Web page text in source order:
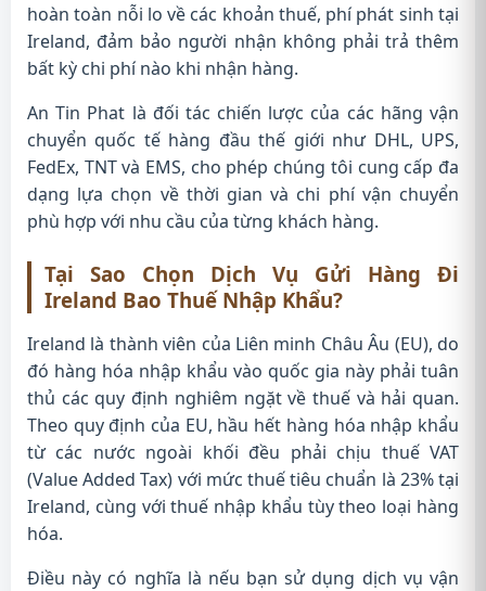
hoàn toàn nỗi lo về các khoản thuế, phí phát sinh tại
Ireland, đảm bảo người nhận không phải trả thêm
bất kỳ chi phí nào khi nhận hàng.
An Tin Phat là đối tác chiến lược của các hãng vận
chuyển quốc tế hàng đầu thế giới như DHL, UPS,
FedEx, TNT và EMS, cho phép chúng tôi cung cấp đa
dạng lựa chọn về thời gian và chi phí vận chuyển
phù hợp với nhu cầu của từng khách hàng.
Tại Sao Chọn Dịch Vụ Gửi Hàng Đi
Ireland Bao Thuế Nhập Khẩu?
Ireland là thành viên của Liên minh Châu Âu (EU), do
đó hàng hóa nhập khẩu vào quốc gia này phải tuân
thủ các quy định nghiêm ngặt về thuế và hải quan.
Theo quy định của EU, hầu hết hàng hóa nhập khẩu
từ các nước ngoài khối đều phải chịu thuế VAT
(Value Added Tax) với mức thuế tiêu chuẩn là 23% tại
Ireland, cùng với thuế nhập khẩu tùy theo loại hàng
hóa.
Điều này có nghĩa là nếu bạn sử dụng dịch vụ vận